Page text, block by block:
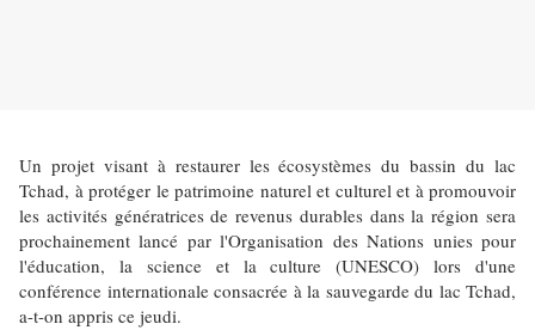
Un projet visant à restaurer les écosystèmes du bassin du lac
Tchad, à protéger le patrimoine naturel et culturel et à promouvoir
les activités génératrices de revenus durables dans la région sera
prochainement lancé par l'Organisation des Nations unies pour
l'éducation, la science et la culture (UNESCO) lors d'une
conférence internationale consacrée à la sauvegarde du lac Tchad,
a-t-on appris ce jeudi.